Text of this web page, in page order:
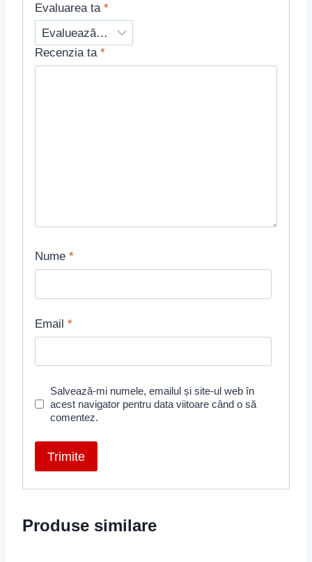
Evaluarea ta *
Recenzia ta *
Nume *
Email *
Salvează-mi numele, emailul și site-ul web în
acest navigator pentru data viitoare când o să
comentez.
Produse similare